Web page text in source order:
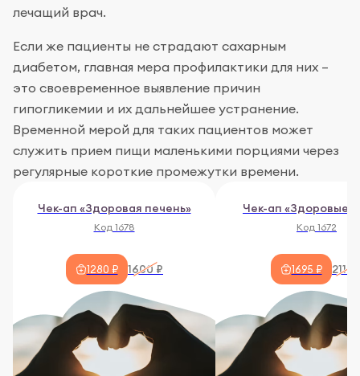
лечащий врач.
Если же пациенты не страдают сахарным
диабетом, главная мера профилактики для них –
это своевременное выявление причин
гипогликемии и их дальнейшее устранение.
Временной мерой для таких пациентов может
служить прием пищи маленькими порциями через
регулярные короткие промежутки времени.
Чек-ап «Здоровая печень»
Код 1678
1280 ₽ 1600 ₽
Чек-ап «Здоровые
Код 1672
1695 ₽ 2119